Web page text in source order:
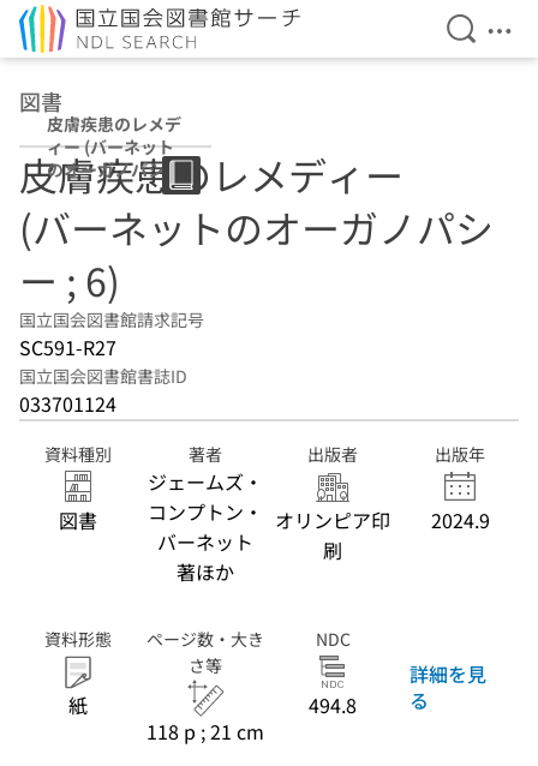
検索を
メ
図書
皮膚疾患のレメデ
ィー (バーネット
のオーガノパシー
; 6)
皮膚疾患のレメディー
(バーネットのオーガノパシ
ー ; 6)
国立国会図書館請求記号
SC591-R27
国立国会図書館書誌ID
033701124
資料種別
図書
著者
ジェームズ・
コンプトン・
バーネット
著ほか
出版者
オリンピア印
刷
出版年
2024.9
資料形態
紙
ページ数・大き
さ等
118 p ; 21 cm
NDC
494.8
詳細を見
る